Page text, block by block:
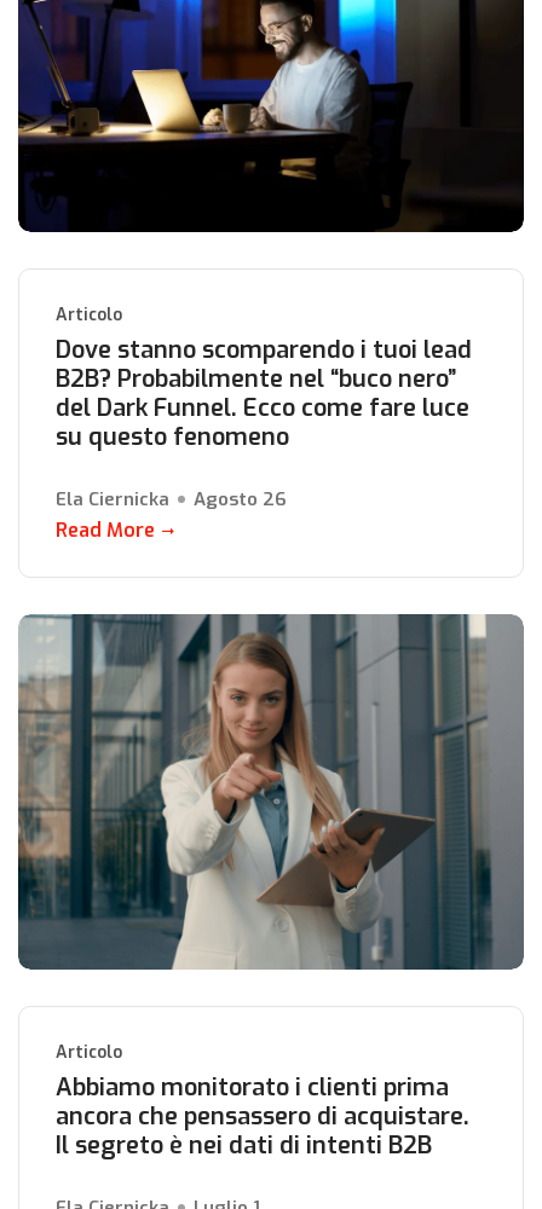
Articolo
Dove stanno scomparendo i tuoi lead
B2B? Probabilmente nel “buco nero”
del Dark Funnel. Ecco come fare luce
su questo fenomeno
Ela Ciernicka Agosto 26
Read More
Articolo
Abbiamo monitorato i clienti prima
ancora che pensassero di acquistare.
Il segreto è nei dati di intenti B2B